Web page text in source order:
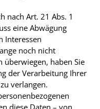
nach Art. 21 Abs. 1
eine Abwägung
Interessen
noch nicht
überwiegen, haben Sie
der Verarbeitung Ihrer
verlangen.